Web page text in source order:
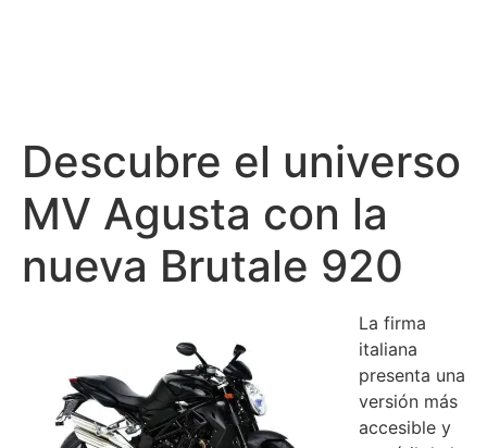
Descubre el universo
MV Agusta con la
nueva Brutale 920
La firma
italiana
presenta una
versión más
accesible y